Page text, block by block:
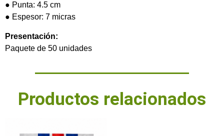
● Punta: 4.5 cm
● Espesor: 7 micras
Presentación:
Paquete de 50 unidades
Productos relacionados